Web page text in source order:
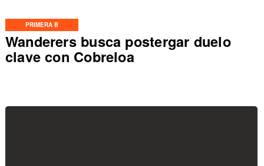
PRIMERA B
Wanderers busca postergar duelo
clave con Cobreloa